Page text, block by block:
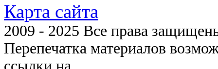
Карта сайта
2009 - 2025 Все права
Перепечатка материалов